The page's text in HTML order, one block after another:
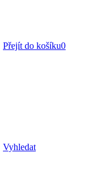
Přejít do košíku0
Vyhledat